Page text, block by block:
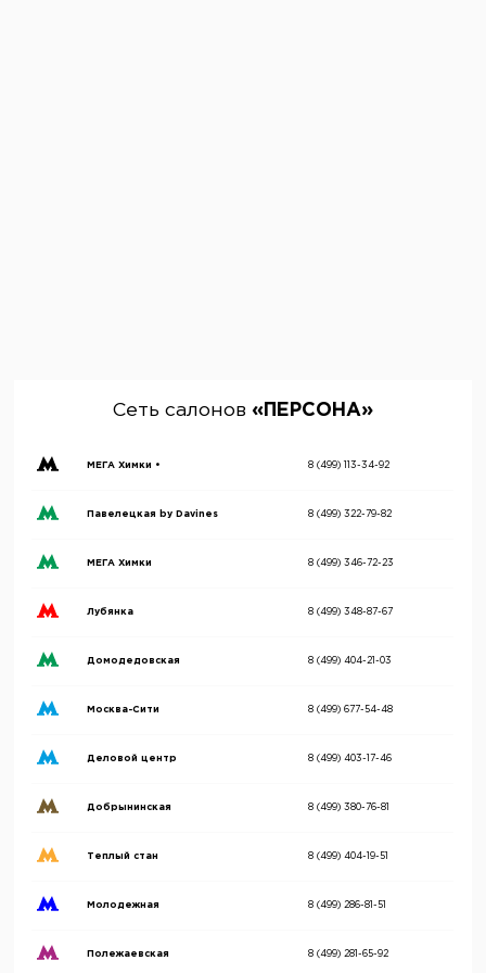
Сеть салонов «ПЕРСОНА»
МЕГА Химки • 8 (499) 113-34-92
Павелецкая by Davines 8 (499) 322-79-82
МЕГА Химки 8 (499) 346-72-23
Лубянка 8 (499) 348-87-67
Домодедовская 8 (499) 404-21-03
Москва-Сити 8 (499) 677-54-48
Деловой центр 8 (499) 403-17-46
Добрынинская 8 (499) 380-76-81
Теплый стан 8 (499) 404-19-51
Молодежная 8 (499) 286-81-51
Полежаевская 8 (499) 281-65-92